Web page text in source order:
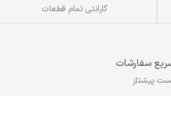
گارانتی تمام قطعات
سفارشات
پیشتاز